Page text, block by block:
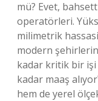
mü? Evet,
operatörleri.
milimetrik
modern
kadar kritik bir
kadar maaş
hem de yerel